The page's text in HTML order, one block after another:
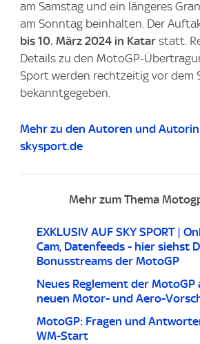
am Samstag und ein längeres
am Sonntag beinhalten. Der
bis 10. März 2024 in Katar statt.
Details zu den MotoGP-
Sport werden rechtzeitig vor dem
bekanntgegeben.
Mehr zu den Autoren und
skysport.de
Mehr zum Thema
EXKLUSIV AUF SKY SPORT |
Cam, Datenfeeds - hier siehst
Bonusstreams der MotoGP
Neues Reglement der MotoGP
neuen Motor- und Aero-
MotoGP: Fragen und
WM-Start